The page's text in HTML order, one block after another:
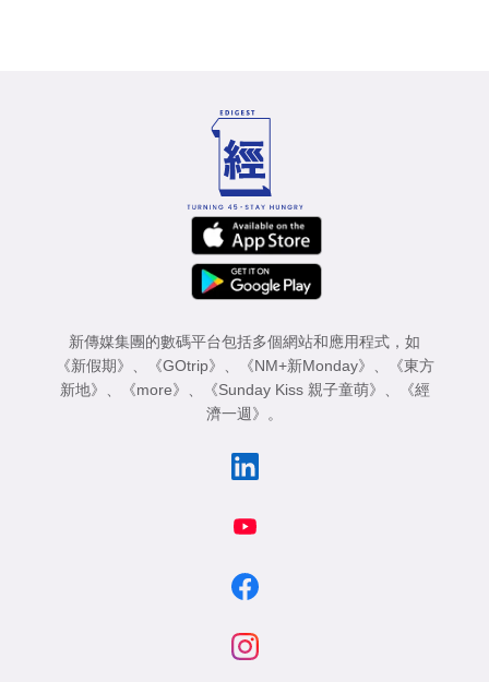
新傳媒集團的數碼平台包括多個網站和應用程式，如
《新假期》
《GOtrip》 《NM+新Monday》
《東方
新地》
《more》 《Sunday Kiss 親子童萌》
《經
濟一週》
。